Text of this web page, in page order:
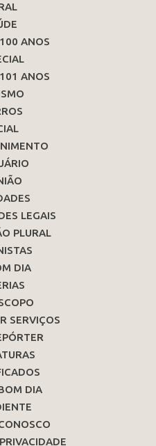
ANOS
ANOS
LEGAIS
PLURAL
DIA
SERVIÇOS
DIA